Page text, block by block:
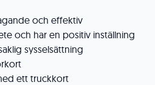
och effektiv
och har en positiv inställning
sysselsättning
ett truckkort